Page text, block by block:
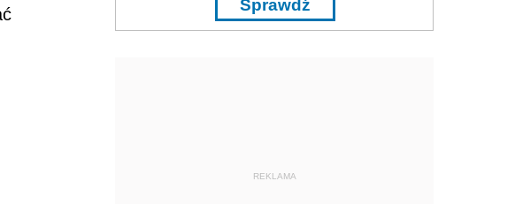
Sprawdź
REKLAMA